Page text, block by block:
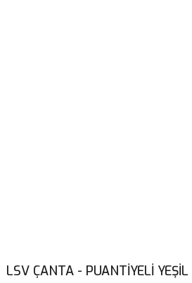
LSV ÇANTA - PUANTİYELİ YEŞİL